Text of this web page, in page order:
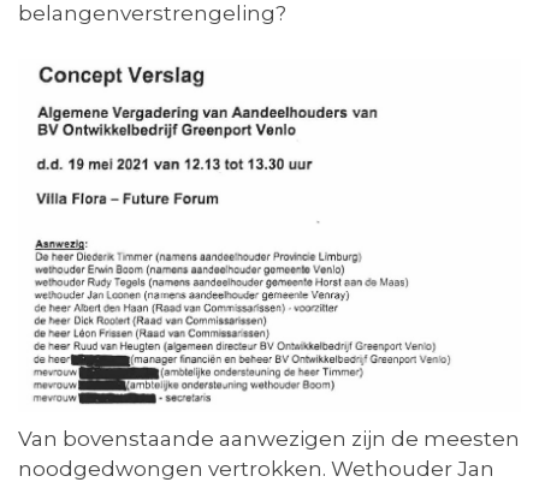
belangenverstrengeling?
Van bovenstaande aanwezigen zijn de meesten
noodgedwongen vertrokken. Wethouder Jan